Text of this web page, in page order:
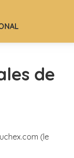
de
(le